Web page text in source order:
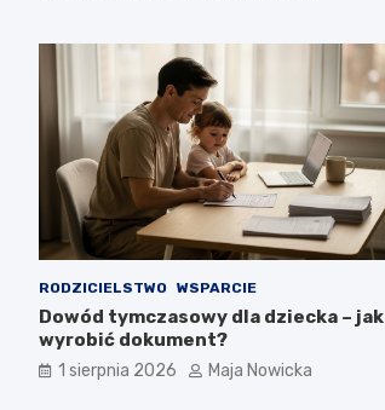
RODZICIELSTWO WSPARCIE
Dowód tymczasowy dla dziecka – jak
wyrobić dokument?
1 sierpnia 2026 Maja Nowicka